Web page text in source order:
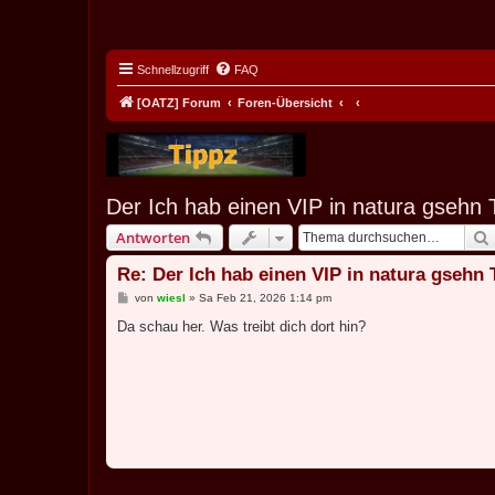
Schnellzugriff FAQ
[OATZ] Forum Foren-Übersicht
Der Ich hab einen VIP in natura gsehn
Antworten
Re: Der Ich hab einen VIP in natura gsehn
B
i
von wiesl » Sa Feb 21, 2026 1:14 pm
Da schau her. Was treibt dich dort hin?